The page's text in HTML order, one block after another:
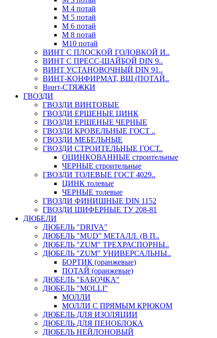
М 4 потай
М 5 потай
М 6 потай
М 8 потай
М10 потай
ВИНТ С ПЛОСКОЙ ГОЛОВКОЙ И..
ВИНТ С ПРЕСС-ШАЙБОЙ DIN 9..
ВИНТ УСТАНОВОЧНЫЙ DIN 91..
ВИНТ-КОНФИРМАТ, ВШ (ПОТАЙ..
Винт-СТЯЖКИ
ГВОЗДИ
ГВОЗДИ ВИНТОВЫЕ
ГВОЗДИ ЕРШЕНЫЕ ЦИНК
ГВОЗДИ ЕРШЕНЫЕ ЧЕРНЫЕ
ГВОЗДИ КРОВЕЛЬНЫЕ ГОСТ ..
ГВОЗДИ МЕБЕЛЬНЫЕ
ГВОЗДИ СТРОИТЕЛЬНЫЕ ГОСТ..
ОЦИНКОВАННЫЕ строительные
ЧЕРНЫЕ строительные
ГВОЗДИ ТОЛЕВЫЕ ГОСТ 4029..
ЦИНК толевые
ЧЕРНЫЕ толевые
ГВОЗДИ ФИНИШНЫЕ DIN 1152
ГВОЗДИ ШИФЕРНЫЕ ТУ 208-81
ДЮБЕЛИ
ДЮБЕЛЬ "DRIVA"
ДЮБЕЛЬ "MUD" МЕТАЛЛ. (В П..
ДЮБЕЛЬ "ZUM" ТРЕХРАСПОРНЫ..
ДЮБЕЛЬ "ZUM" УНИВЕРСАЛЬНЫ..
БОРТИК (оранжевые)
ПОТАЙ (оранжевые)
ДЮБЕЛЬ "БАБОЧКА"
ДЮБЕЛЬ "МOLLI"
МОЛЛИ
МОЛЛИ С ПРЯМЫМ КРЮКОМ
ДЮБЕЛЬ ДЛЯ ИЗОЛЯЦИИ
ДЮБЕЛЬ ДЛЯ ПЕНОБЛОКА
ДЮБЕЛЬ НЕЙЛОНОВЫЙ